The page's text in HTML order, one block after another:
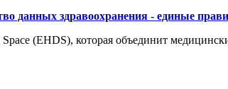
данных здравоохранения - единые
(EHDS), которая объединит